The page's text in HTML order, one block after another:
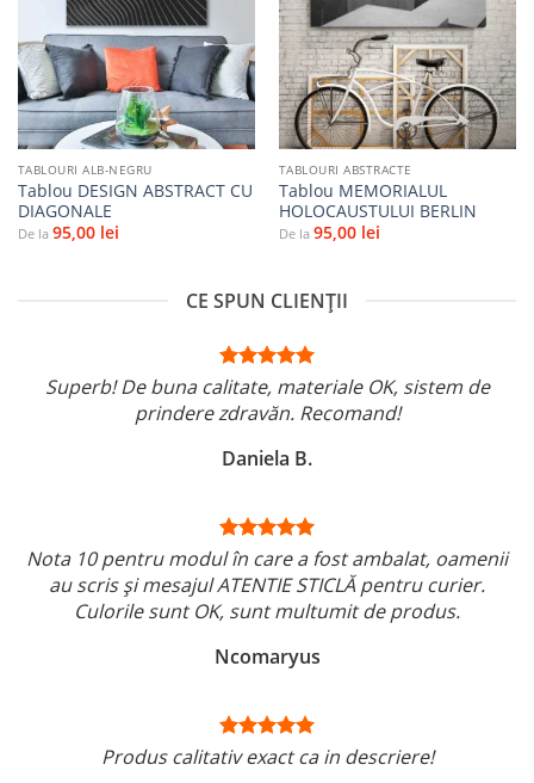
Adaugă
favorite
TABLOURI ALB-NEGRU
Tablou DESIGN ABSTRACT CU
DIAGONALE
De la 95,00 lei
Adaugă
la
favorite
TABLOURI ABSTRACTE
Tablou MEMORIALUL
HOLOCAUSTULUI BERLIN
De la 95,00 lei
CE SPUN CLIENȚII
Superb! De buna calitate, materiale OK, sistem de
prindere zdravăn. Recomand!
Daniela B.
Nota 10 pentru modul în care a fost ambalat, oamenii
au scris și mesajul ATENTIE STICLĂ pentru curier.
Culorile sunt OK, sunt multumit de produs.
Ncomaryus
Produs calitativ exact ca in descriere!